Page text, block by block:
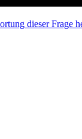
dieser Frage